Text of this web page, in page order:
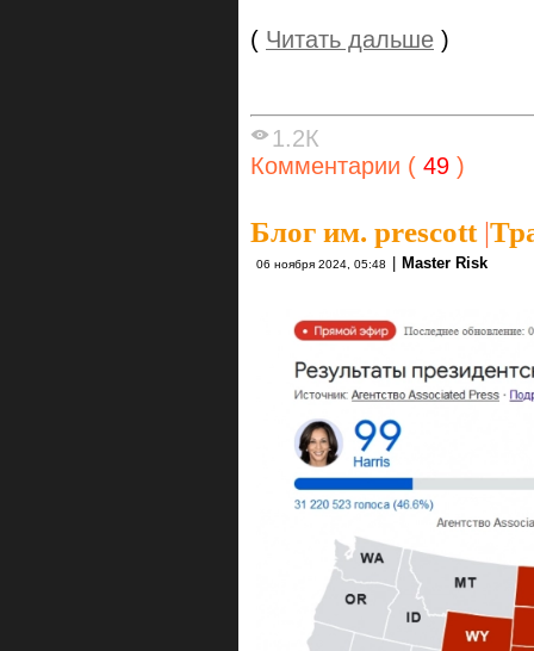
( Читать дальше )
1.2К
Комментарии ( 49 )
Блог им. prescott|
06 ноября 2024, 05:48 Master Risk